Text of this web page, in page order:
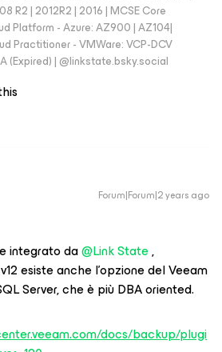
R2 | 2012R2 | 2016 | MCSE Core
Platform - Azure: AZ900 | AZ104|
Practitioner - VMWare: VCP-DCV
(Expired) | ‪@linkstate.bsky.social‬
Forum|Forum|2 years ago
integrato da@Link State,
esiste anche l’opzione del Veeam
Server, che è più DBA oriented.
docs/backup/plugi